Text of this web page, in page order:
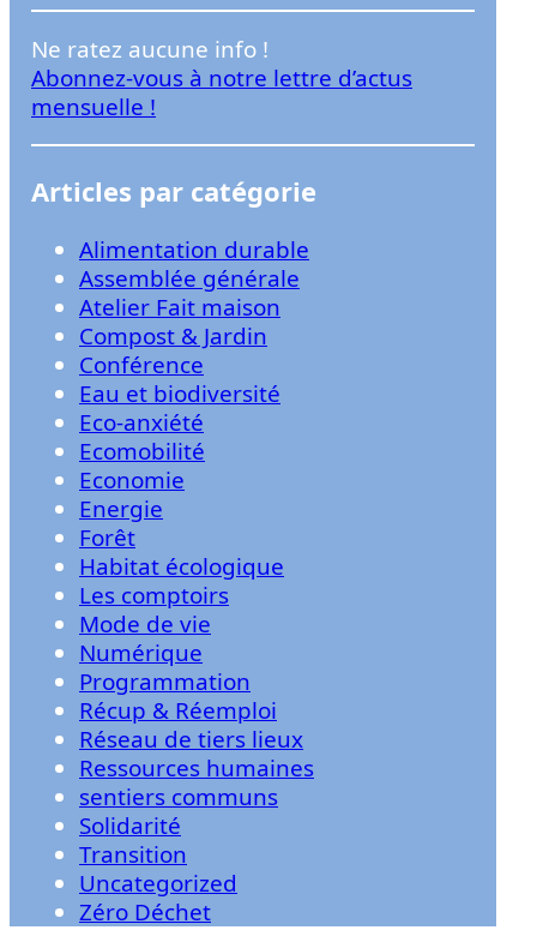
e
r
Ne ratez aucune info !
Abonnez-vous à notre lettre d’actus
mensuelle !
Articles par catégorie
Alimentation durable
Assemblée générale
Atelier Fait maison
Compost & Jardin
Conférence
Eau et biodiversité
Eco-anxiété
Ecomobilité
Economie
Energie
Forêt
Habitat écologique
Les comptoirs
Mode de vie
Numérique
Programmation
Récup & Réemploi
Réseau de tiers lieux
Ressources humaines
sentiers communs
Solidarité
Transition
Uncategorized
Zéro Déchet